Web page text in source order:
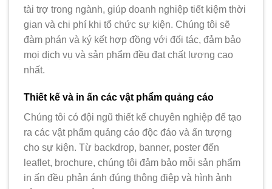
tài trợ trong ngành, giúp doanh nghiệp tiết kiệm thời
gian và chi phí khi tổ chức sự kiện. Chúng tôi sẽ
đàm phán và ký kết hợp đồng với đối tác, đảm bảo
mọi dịch vụ và sản phẩm đều đạt chất lượng cao
nhất.
Thiết kế và in ấn các vật phẩm quảng cáo
Chúng tôi có đội ngũ thiết kế chuyên nghiệp để tạo
ra các vật phẩm quảng cáo độc đáo và ấn tượng
cho sự kiện. Từ backdrop, banner, poster đến
leaflet, brochure, chúng tôi đảm bảo mỗi sản phẩm
in ấn đều phản ánh đúng thông điệp và hình ảnh